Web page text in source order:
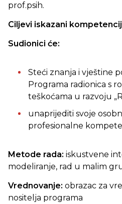
prof.psih.
Ciljevi iskazani
Sudionici će:
Steći znanja i vještine
Programa radionica s
teškoćama u razvoju
unaprijediti svoje
profesionalne
Metode rada: iskustvene
modeliranje, rad u malim
Vrednovanje: obrazac za
nositelja programa